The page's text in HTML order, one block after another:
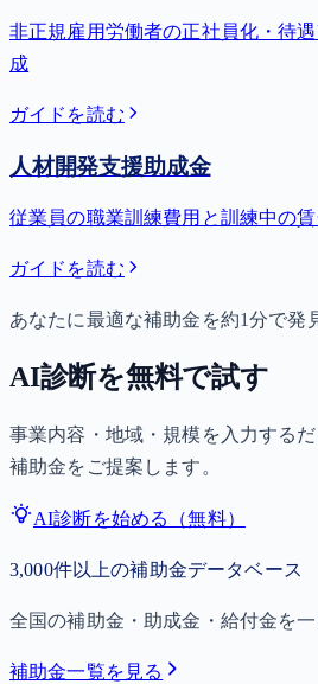
非正規雇用労働者の正社員化・待
成
ガイドを読む
人材開発支援助成金
従業員の職業訓練費用と訓練中の
ガイドを読む
あなたに最適な補助金を約1分で発
AI診断を無料で試す
事業内容・地域・規模を入力する
補助金をご提案します。
AI診断を始める（無料）
3,000件以上の補助金データベース
全国の補助金・助成金・給付金を一
補助金一覧を見る